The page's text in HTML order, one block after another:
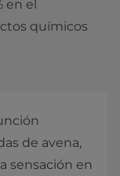
en el
químicos
de avena,
sensación en